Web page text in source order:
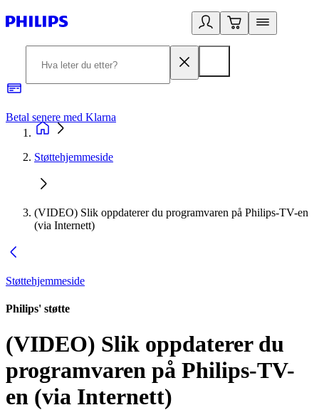
Betal senere med Klarna
Støttehjemmeside
(VIDEO) Slik oppdaterer du programvaren på Philips-TV-en
(via Internett)
Støttehjemmeside
Philips' støtte
(VIDEO) Slik oppdaterer du
programvaren på Philips-TV-
en (via Internett)